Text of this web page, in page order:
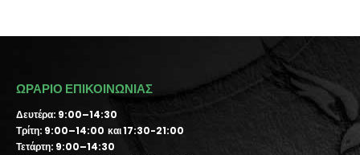
ΩΡΑΡΙΟ ΕΠΙΚΟΙΝΩΝΙΑΣ
Δευτέρα: 9:00–14:30
Τρίτη: 9:00–14:00 και 17:30-21:00
Τετάρτη: 9:00–14:30